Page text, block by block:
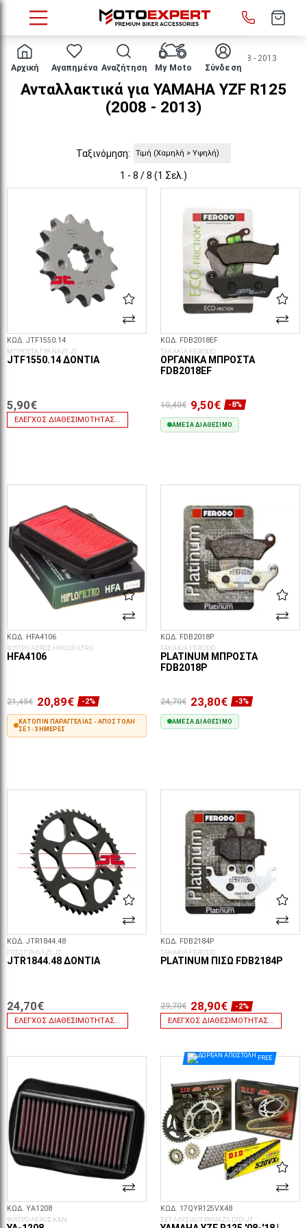
Αρχική Αγαπημένα Αναζήτηση My Moto Σύνδεση
HOME Μάρκα/μοντέλο YAMAHA YZF R125 2008 - 2013
Ανταλλακτικά για YAMAHA YZF R125
(2008 - 2013)
Ταξινόμηση:
1 - 8 / 8 (1 Σελ.)
ΚΩΔ. JTF1550.14
ΜΠΡΟΣΤΑ ΓΡΑΝΑΖΙ JT
JTF1550.14 ΔΌΝΤΙΑ
5,90€
ΈΛΕΓΧΟΣ ΔΙΑΘΕΣΙΜΌΤΗΤΑΣ...
ΚΩΔ. FDB2018EF
ΤΑΚΑΚΙΑ FERODO
ΟΡΓΑΝΙΚΆ ΜΠΡΟΣΤΆ
FDB2018EF
10,40€ 9,50€ -8%
ΆΜΕΣΑ ΔΙΑΘΈΣΙΜΟ
ΚΩΔ. HFA4106
ΦΙΛΤΡΟ ΑΕΡΟΣ HIFLOFILTRO
HFA4106
21,45€ 20,89€ -2%
ΚΑΤΌΠΙΝ ΠΑΡΑΓΓΕΛΊΑΣ - ΑΠΟΣΤΟΛΉ
ΣΕ 1-3 ΗΜΈΡΕΣ
ΚΩΔ. FDB2018P
ΤΑΚΑΚΙΑ FERODO
PLATINUM ΜΠΡΟΣΤΆ
FDB2018P
24,70€ 23,80€ -3%
ΆΜΕΣΑ ΔΙΑΘΈΣΙΜΟ
ΚΩΔ. JTR1844.48
ΠΙΣΩ ΓΡΑΝΑΖΙ JT
JTR1844.48 ΔΌΝΤΙΑ
24,70€
ΈΛΕΓΧΟΣ ΔΙΑΘΕΣΙΜΌΤΗΤΑΣ...
ΚΩΔ. FDB2184P
ΤΑΚΑΚΙΑ FERODO
PLATINUM ΠΊΣΩ FDB2184P
29,70€ 28,90€
-2%
ΈΛΕΓΧΟΣ ΔΙΑΘΕΣΙΜΌΤΗΤΑΣ...
ΚΩΔ. YA1208
ΦΙΛΤΡΟ ΑΕΡΟΣ K&N
FREE
ΚΩΔ. 17QYR125VX48
ΣΕΤ ΑΛΥΣΙΔΟΓΡΑΝΑΖΑ DID-JT